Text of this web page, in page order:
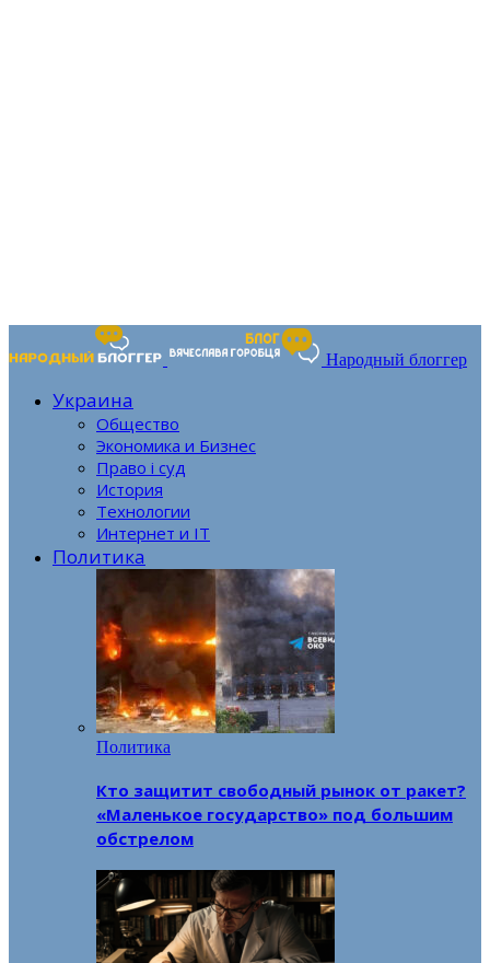
Народный блоггер
Украина
Общество
Экономика и Бизнес
Право і суд
История
Технологии
Интернет и IT
Политика
Политика
Кто защитит свободный рынок от ракет?
«Маленькое государство» под большим
обстрелом